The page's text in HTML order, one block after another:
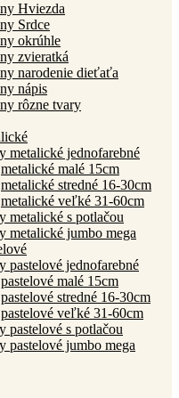
Hviezda
Srdce
okrúhle
zvieratká
narodenie dieťaťa
nápis
rôzne tvary
metalické jednofarebné
metalické malé 15cm
metalické stredné 16-30cm
metalické veľké 31-60cm
metalické s potlačou
metalické jumbo mega
pastelové jednofarebné
pastelové malé 15cm
pastelové stredné 16-30cm
pastelové veľké 31-60cm
pastelové s potlačou
pastelové jumbo mega